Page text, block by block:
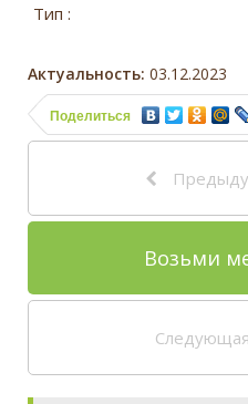
Тип :
Актуальность: 03.12.2023
Поделиться
Возьми